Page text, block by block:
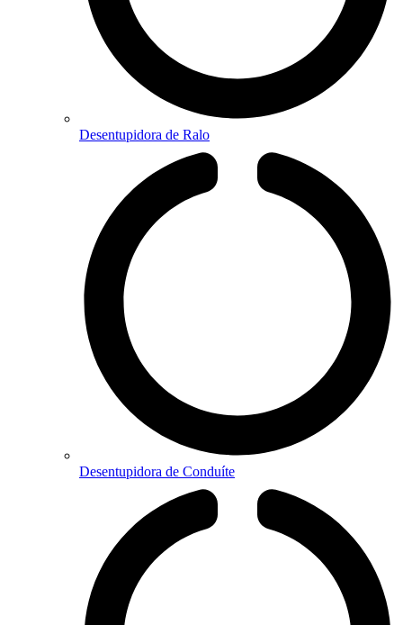
Desentupidora de Ralo
Desentupidora de Conduíte